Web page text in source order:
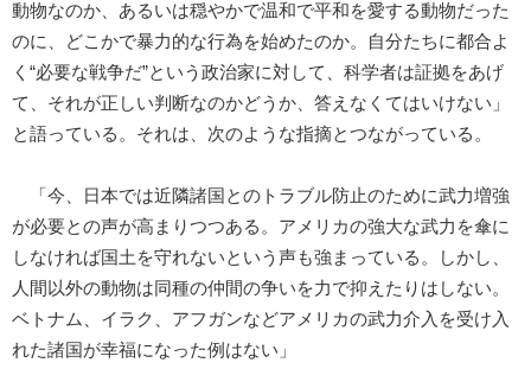
動物なのか、あるいは穏やかで温和で平和を愛する動物だった
のに、どこかで暴力的な行為を始めたのか。自分たちに都合よ
く“必要な戦争だ”という政治家に対して、科学者は証拠をあげ
て、それが正しい判断なのかどうか、答えなくてはいけない」
と語っている。それは、次のような指摘とつながっている。
「今、日本では近隣諸国とのトラブル防止のために武力増強
が必要との声が高まりつつある。アメリカの強大な武力を傘に
しなければ国土を守れないという声も強まっている。しかし、
人間以外の動物は同種の仲間の争いを力で抑えたりはしない。
ベトナム、イラク、アフガンなどアメリカの武力介入を受け入
れた諸国が幸福になった例はない」